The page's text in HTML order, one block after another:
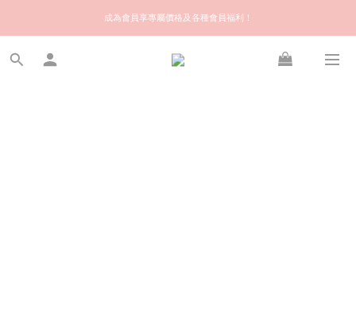
歡迎來到快樂的尋寶之旅！你可信賴的名牌中古店！優質保健美容產品推薦！
成為會員享專屬價格及各種會員福利！
會員推薦獎賞 | 推介給朋友，你和朋友都可享額外 $50 Stylekiki購物金！